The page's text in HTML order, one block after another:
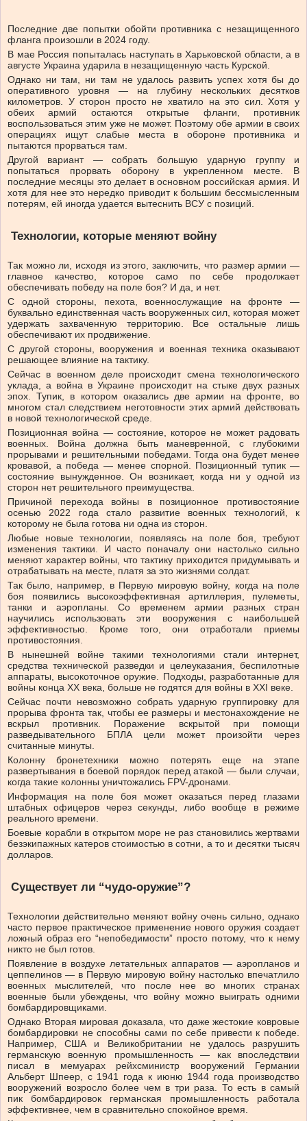
Последние две попытки обойти противника с незащищенного
фланга произошли в 2024 году.
В мае Россия попыталась наступать в Харьковской области, а в
августе Украина ударила в незащищенную часть Курской.
Однако ни там, ни там не удалось развить успех хотя бы до
оперативного уровня — на глубину нескольких десятков
километров. У сторон просто не хватило на это сил. Хотя у
обеих армий остаются открытые фланги, противник
воспользоваться этим уже не может. Поэтому обе армии в своих
операциях ищут слабые места в обороне противника и
пытаются прорваться там.
Другой вариант — собрать большую ударную группу и
попытаться прорвать оборону в укрепленном месте. В
последние месяцы это делает в основном российская армия. И
хотя для нее это нередко приводит к большим бессмысленным
потерям, ей иногда удается вытеснить ВСУ с позиций.
Технологии, которые меняют войну
Так можно ли, исходя из этого, заключить, что размер армии —
главное качество, которое само по себе продолжает
обеспечивать победу на поле боя? И да, и нет.
С одной стороны, пехота, военнослужащие на фронте —
буквально единственная часть вооруженных сил, которая может
удержать захваченную территорию. Все остальные лишь
обеспечивают их продвижение.
С другой стороны, вооружения и военная техника оказывают
решающее влияние на тактику.
Сейчас в военном деле происходит смена технологического
уклада, а война в Украине происходит на стыке двух разных
эпох. Тупик, в котором оказались две армии на фронте, во
многом стал следствием неготовности этих армий действовать
в новой технологической среде.
Позиционная война — состояние, которое не может радовать
военных. Война должна быть маневренной, с глубокими
прорывами и решительными победами. Тогда она будет менее
кровавой, а победа — менее спорной. Позиционный тупик —
состояние вынужденное. Он возникает, когда ни у одной из
сторон нет решительного преимущества.
Причиной перехода войны в позиционное противостояние
осенью 2022 года стало развитие военных технологий, к
которому не была готова ни одна из сторон.
Любые новые технологии, появляясь на поле боя, требуют
изменения тактики. И часто поначалу они настолько сильно
меняют характер войны, что тактику приходится придумывать и
отрабатывать на месте, платя за это жизнями солдат.
Так было, например, в Первую мировую войну, когда на поле
боя появились высокоэффективная артиллерия, пулеметы,
танки и аэропланы. Со временем армии разных стран
научились использовать эти вооружения с наибольшей
эффективностью. Кроме того, они отработали приемы
противостояния.
В нынешней войне такими технологиями стали интернет,
средства технической разведки и целеуказания, беспилотные
аппараты, высокоточное оружие. Подходы, разработанные для
войны конца XX века, больше не годятся для войны в XXI веке.
Сейчас почти невозможно собрать ударную группировку для
прорыва фронта так, чтобы ее размеры и местонахождение не
вскрыл противник. Поражение вскрытой при помощи
разведывательного БПЛА цели может произойти через
считанные минуты.
Колонну бронетехники можно потерять еще на этапе
развертывания в боевой порядок перед атакой — были случаи,
когда такие колонны уничтожались FPV-дронами.
Информация на поле боя может оказаться перед глазами
штабных офицеров через секунды, либо вообще в режиме
реального времени.
Боевые корабли в открытом море не раз становились жертвами
безэкипажных катеров стоимостью в сотни, а то и десятки тысяч
долларов.
Существует ли “чудо-оружие”?
Технологии действительно меняют войну очень сильно, однако
часто первое практическое применение нового оружия создает
ложный образ его “непобедимости” просто потому, что к нему
никто не был готов.
Появление в воздухе летательных аппаратов — аэропланов и
цеппелинов — в Первую мировую войну настолько впечатлило
военных мыслителей, что после нее во многих странах
военные были убеждены, что войну можно выиграть одними
бомбардировщиками.
Однако Вторая мировая доказала, что даже жестокие ковровые
бомбардировки не способны сами по себе привести к победе.
Например, США и Великобритании не удалось разрушить
германскую военную промышленность — как впоследствии
писал в мемуарах рейхсминистр вооружений Германии
Альберт Шпеер, с 1941 года к июню 1944 года производство
вооружений возросло более чем в три раза. То есть в самый
пик бомбардировок германская промышленность работала
эффективнее, чем в сравнительно спокойное время.